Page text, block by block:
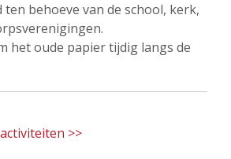
behoeve van de school, kerk,
het oude papier tijdig langs de
>>